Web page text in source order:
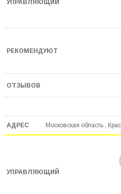
Московская область ,